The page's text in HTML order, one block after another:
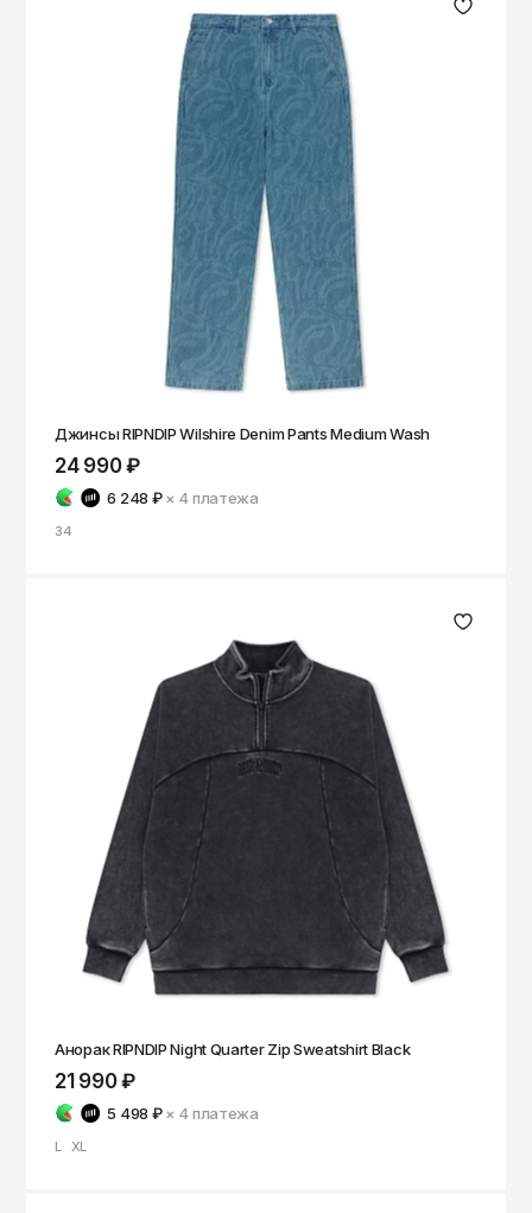
Джинсы RIPNDIP Wilshire Denim Pants Medium Wash
24 990 ₽
6 248 ₽ × 4платежа
34
Анорак RIPNDIP Night Quarter Zip Sweatshirt Black
21 990 ₽
5 498 ₽ × 4платежа
L XL